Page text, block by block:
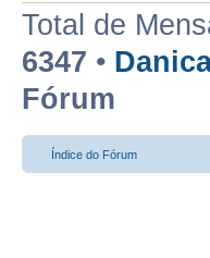
Total de
6347 •
Fórum
Índice do Fórum